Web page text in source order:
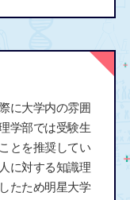
に大学内の雰囲
学部では受験生
とを推奨してい
に対する知識理
たため明星大学